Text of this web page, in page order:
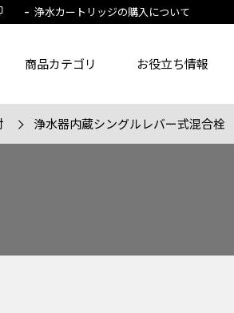
節湯水栓製品だけを表示 旧
商品カテゴリ お役立ち情報
浄水カートリッジの購入について
浄水器内蔵シングルレバー式混合栓